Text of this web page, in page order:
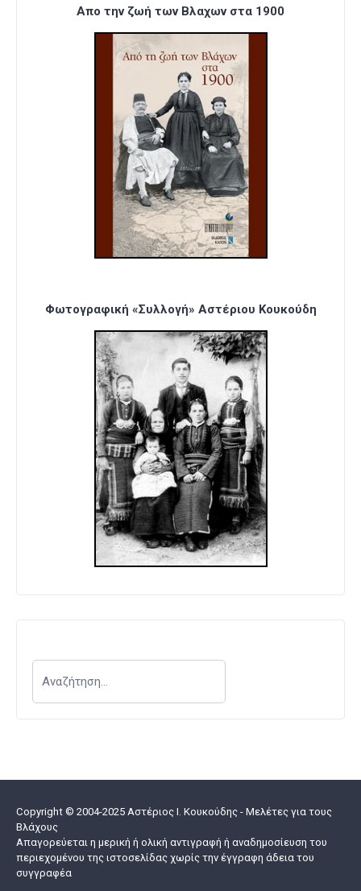
Απο την ζωή των Βλαχων στα 1900
Φωτογραφική «Συλλογή» Αστέριου Κουκούδη
Copyright © 2004-2025 Αστέριος I. Κουκούδης - Μελέτες για τους
Βλάχους
Απαγορεύεται η μερική ή ολική αντιγραφή ή αναδημοσίευση του
περιεχομένου της ιστοσελίδας χωρίς την έγγραφη άδεια του
συγγραφέα